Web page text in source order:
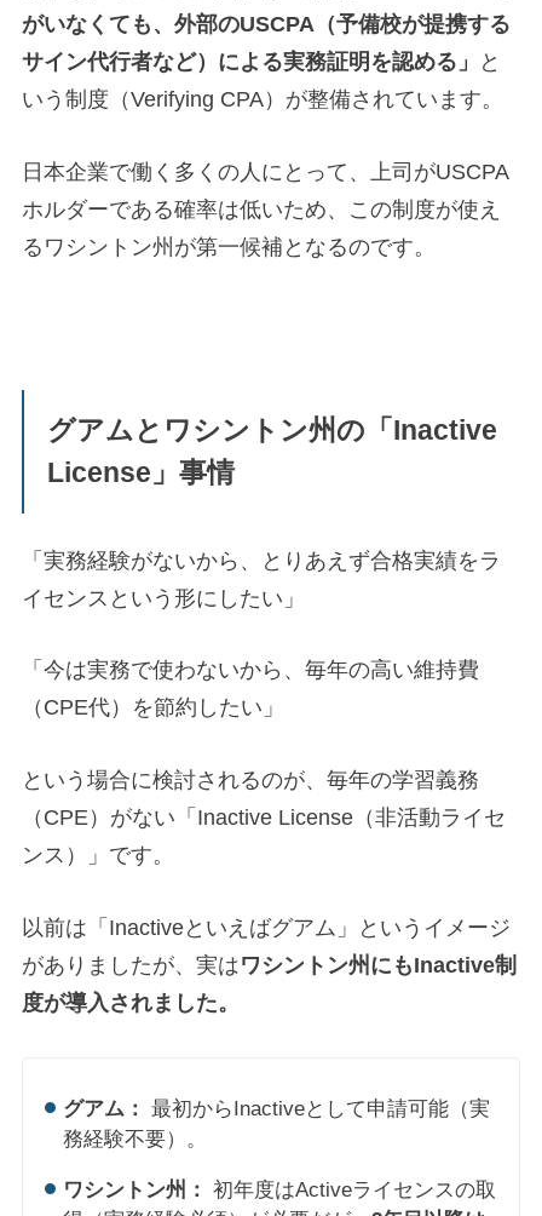
がいなくても、外部のUSCPA（予備校が提携する
サイン代行者など）による実務証明を認める」
と
いう制度（Verifying CPA）が整備されています。
日本企業で働く多くの人にとって、上司がUSCPA
ホルダーである確率は低いため、この制度が使え
るワシントン州が第一候補となるのです。
グアムとワシントン州の「Inactive
License」事情
「実務経験がないから、とりあえず合格実績をラ
イセンスという形にしたい」
「今は実務で使わないから、毎年の高い維持費
（CPE代）を節約したい」
という場合に検討されるのが、毎年の学習義務
（CPE）がない「Inactive License（非活動ライセ
ンス）」です。
以前は「Inactiveといえばグアム」というイメージ
がありましたが、実はワシントン州にもInactive制
度が導入されました。
グアム： 最初からInactiveとして申請可能（実
務経験不要）。
ワシントン州： 初年度はActiveライセンスの取